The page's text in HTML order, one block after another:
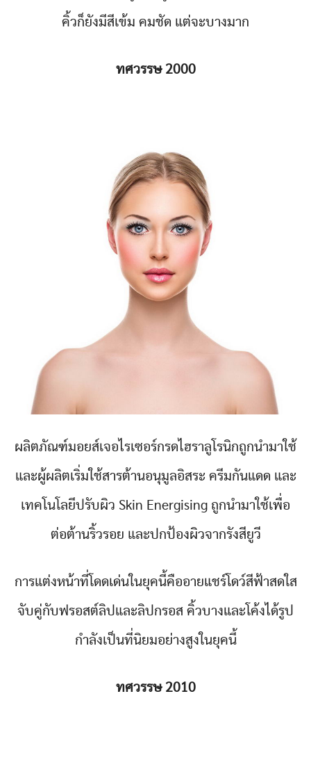
คิ้วก็ยังมีสีเข้ม คมชัด แต่จะบางมาก
ทศวรรษ 2000
ผลิตภัณฑ์มอยส์เจอไรเซอร์กรดไฮราลูโรนิกถูกนำมาใช้
และผู้ผลิตเริ่มใช้สารต้านอนุมูลอิสระ ครีมกันแดด และ
เทคโนโลยีปรับผิว Skin Energising ถูกนำมาใช้เพื่อ
ต่อต้านริ้วรอย และปกป้องผิวจากรังสียูวี
การแต่งหน้าที่โดดเด่นในยุคนี้คืออายแชร์โดว์สีฟ้าสดใส
จับคู่กับฟรอสต์ลิปและลิปกรอส คิ้วบางและโค้งได้รูป
กำลังเป็นที่นิยมอย่างสูงในยุคนี้
ทศวรรษ 2010